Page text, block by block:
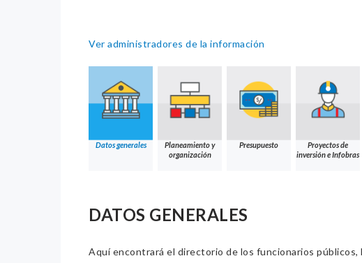
Ver administradores de la información
Datos generales
Planeamiento y
organización
Presupuesto
Proyectos de
inversión e Infobras
DATOS GENERALES
Aquí encontrará el directorio de los funcionarios